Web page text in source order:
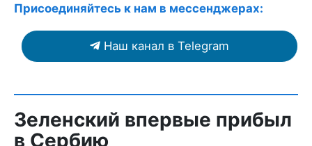
Присоединяйтесь к нам в мессенджерах:
Наш канал в Telegram
Зеленский впервые прибыл
в Сербию